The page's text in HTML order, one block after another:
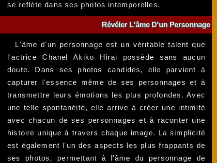
se reflète dans ses photos intemporelles.
Révéler L'âme D'un Personnage
L'âme d'un personnage est un véritable talent que
l'actrice Chanel Akiko Hirai possède sans aucun
doute. Dans ses photos candides, elle parvient à
capturer l'essence même de ses personnages et à
transmettre leurs émotions les plus profondes. Avec
une telle spontanéité, elle arrive à créer une intimité
avec chacun de ses personnages et à raconter une
histoire unique à travers chaque image. La simplicité
est également l'un des aspects les plus frappants de
ses photos, permettant à l'âme du personnage de